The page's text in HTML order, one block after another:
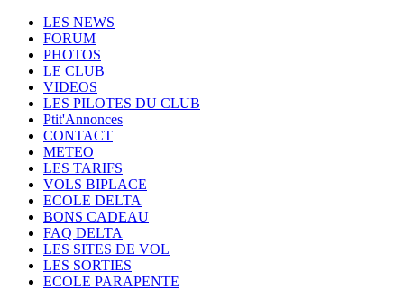
LES NEWS
FORUM
PHOTOS
LE CLUB
VIDEOS
LES PILOTES DU CLUB
Ptit'Annonces
CONTACT
METEO
LES TARIFS
VOLS BIPLACE
ECOLE DELTA
BONS CADEAU
FAQ DELTA
LES SITES DE VOL
LES SORTIES
ECOLE PARAPENTE